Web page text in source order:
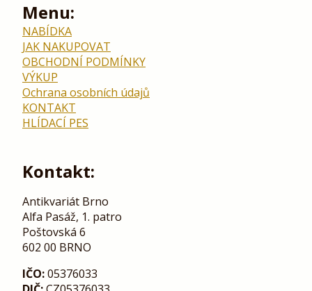
Menu:
NABÍDKA
JAK NAKUPOVAT
OBCHODNÍ PODMÍNKY
VÝKUP
Ochrana osobních údajů
KONTAKT
HLÍDACÍ PES
Kontakt:
Antikvariát Brno
Alfa Pasáž, 1. patro
Poštovská 6
602 00 BRNO
IČO:05376033